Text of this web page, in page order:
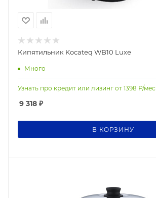
Кипятильник Kocateq WB10 Luxe
Много
Узнать про кредит или лизинг от 1398 Р/мес
9 318 ₽
В КОРЗИНУ